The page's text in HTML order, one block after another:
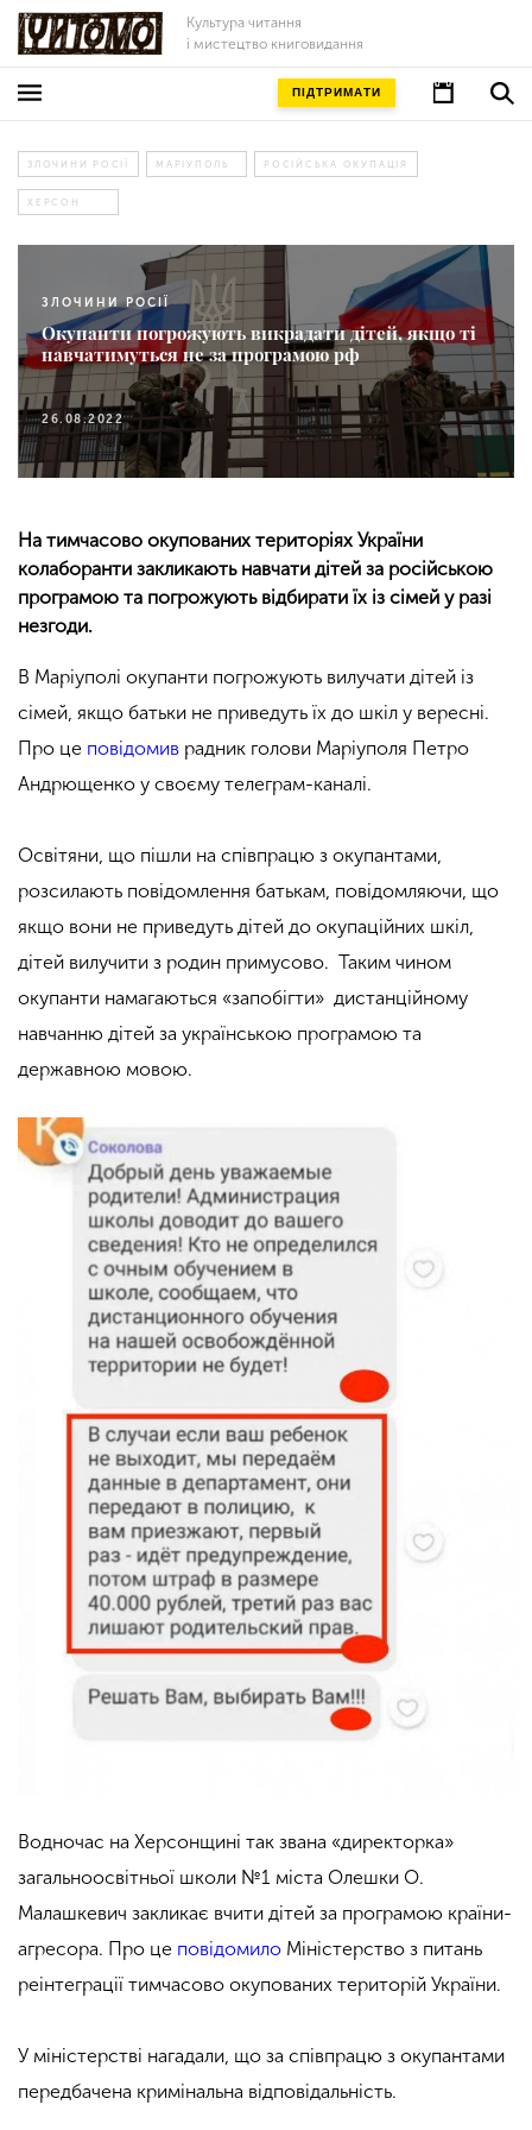
Культура читання
і мистецтво книговидання
ПІДТРИМАТИ
ЗЛОЧИНИ РОСІЇ МАРІУПОЛЬ РОСІЙСЬКА ОКУПАЦІЯ
ХЕРСОН
ЗЛОЧИНИ РОСІЇ
Окупанти погрожують викрадати дітей, якщо ті
навчатимуться не за програмою рф
26.08.2022
На тимчасово окупованих територіях України
колаборанти закликають навчати дітей за російською
програмою та погрожують відбирати їх із сімей у разі
незгоди.
В Маріуполі окупанти погрожують вилучати дітей із
сімей, якщо батьки не приведуть їх до шкіл у вересні.
Про це повідомив радник голови Маріуполя Петро
Андрющенко у своєму телеграм-каналі.
Освітяни, що пішли на співпрацю з окупантами,
розсилають повідомлення батькам, повідомляючи, що
якщо вони не приведуть дітей до окупаційних шкіл,
дітей вилучити з родин примусово. Таким чином
окупанти намагаються «запобігти» дистанційному
навчанню дітей за українською програмою та
державною мовою.
Водночас на Херсонщині так звана «директорка»
загальноосвітньої школи №1 міста Олешки О.
Малашкевич закликає вчити дітей за програмою країни-
агресора. Про це повідомило Міністерство з питань
реінтеграції тимчасово окупованих територій України.
У міністерстві нагадали, що за співпрацю з окупантами
передбачена кримінальна відповідальність.